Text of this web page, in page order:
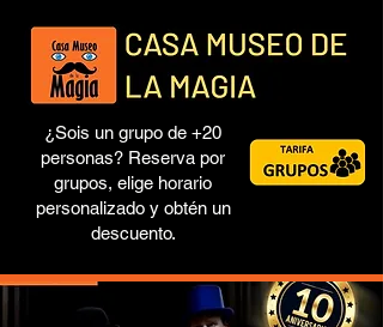
¿Sois un grupo de +20
personas? Reserva por
grupos, elige horario
personalizado y obtén un
descuento.